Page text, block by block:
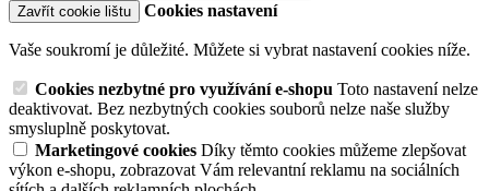
Zavřít cookie lištu
Cookies nastavení
Vaše soukromí je důležité. Můžete si vybrat nastavení cookies níže.
Cookies nezbytné pro využívání e-shopu Toto nastavení nelze
deaktivovat. Bez nezbytných cookies souborů nelze naše služby
smysluplně poskytovat.
Marketingové cookies Díky těmto cookies můžeme zlepšovat
výkon e-shopu, zobrazovat Vám relevantní reklamu na sociálních